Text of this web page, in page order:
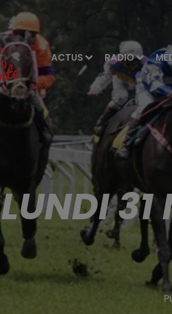
ACTUS RADIO
LUNDI 31